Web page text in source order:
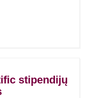
stipendijų